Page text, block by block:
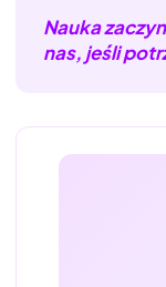
Nauka
nas, jeśli